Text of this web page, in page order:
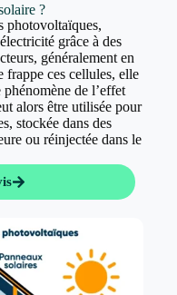
?
photovoltaïques,
grâce à des
généralement en
ces cellules, elle
de l’effet
alors être utilisée pour
stockée dans des
ou réinjectée dans le